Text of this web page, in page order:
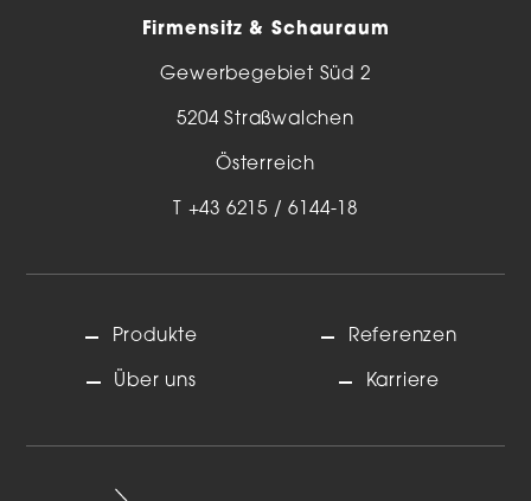
Firmensitz & Schauraum
Gewerbegebiet Süd 2
5204 Straßwalchen
Österreich
T +43 6215 / 6144-18
Produkte
Über uns
Referenzen
Karriere